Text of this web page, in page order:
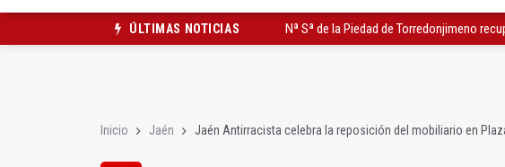
ÚLTIMAS NOTICIAS
Nª Sª de la Piedad de Torredonjimeno
Inicio Jaén Jaén Antirracista celebra la reposición del mobiliario en